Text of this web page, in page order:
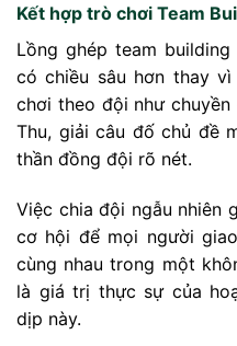
Kết hợp trò chơi Team
Lồng ghép team
có chiều sâu hơn thay
chơi theo đội như
Thu, giải câu đố chủ đề
thần đồng đội rõ nét.
Việc chia đội ngẫu nhiên
cơ hội để mọi người
cùng nhau trong một
là giá trị thực sự của
dịp này.